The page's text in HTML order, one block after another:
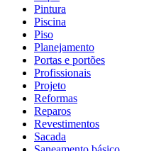
Pintura
Piscina
Piso
Planejamento
Portas e portões
Profissionais
Projeto
Reformas
Reparos
Revestimentos
Sacada